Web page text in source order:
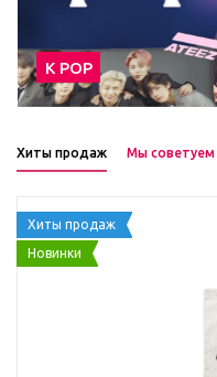
К POP
Хиты продаж Мы советуем
Хиты продаж
Новинки